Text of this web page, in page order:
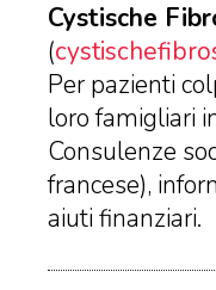
Cystische
(
Per pazienti
loro famigliari
Consulenze
francese),
aiuti finanziari.